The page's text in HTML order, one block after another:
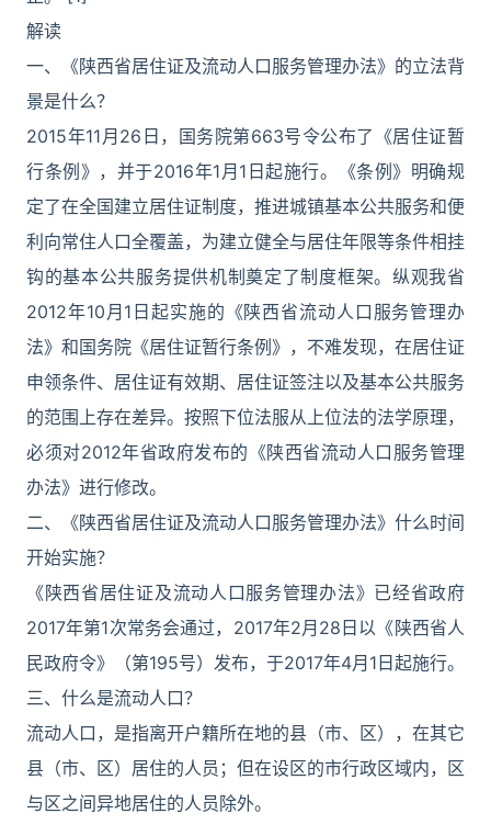
解读
一、《陕西省居住证及流动人口服务管理办法》的立法背
景是什么？
2015年11月26日，国务院第663号令公布了《居住证暂
行条例》，并于2016年1月1日起施行。《条例》明确规
定了在全国建立居住证制度，推进城镇基本公共服务和便
利向常住人口全覆盖，为建立健全与居住年限等条件相挂
钩的基本公共服务提供机制奠定了制度框架。纵观我省
2012年10月1日起实施的《陕西省流动人口服务管理办
法》和国务院《居住证暂行条例》，不难发现，在居住证
申领条件、居住证有效期、居住证签注以及基本公共服务
的范围上存在差异。按照下位法服从上位法的法学原理，
必须对2012年省政府发布的《陕西省流动人口服务管理
办法》进行修改。
二、《陕西省居住证及流动人口服务管理办法》什么时间
开始实施？
《陕西省居住证及流动人口服务管理办法》已经省政府
2017年第1次常务会通过，2017年2月28日以《陕西省人
民政府令》（第195号）发布，于2017年4月1日起施行。
三、什么是流动人口？
流动人口，是指离开户籍所在地的县（市、区），在其它
县（市、区）居住的人员；但在设区的市行政区域内，区
与区之间异地居住的人员除外。